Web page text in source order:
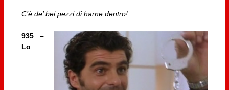
C’è de’ bei pezzi di harne dentro!
935 –
Lo